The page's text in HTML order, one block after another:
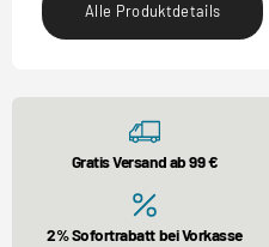
Alle Produktdetails
Gratis Versand ab 99 €
2% Sofortrabatt bei Vorkasse